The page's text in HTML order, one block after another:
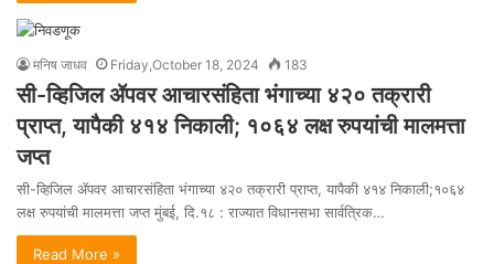
मनिष जाधव Friday,October 18, 2024 183
सी-व्हिजिल ॲपवर आचारसंहिता भंगाच्या ४२० तक्रारी
प्राप्त, यापैकी ४१४ निकाली; १०६४ लक्ष रुपयांची मालमत्ता
जप्त
सी-व्हिजिल ॲपवर आचारसंहिता भंगाच्या ४२० तक्रारी प्राप्त, यापैकी ४१४ निकाली;१०६४
लक्ष रुपयांची मालमत्ता जप्त मुंबई, दि.१८ : राज्यात विधानसभा सार्वत्रिक…
Read More »